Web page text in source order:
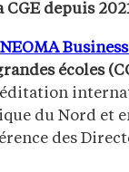
depuis
NEOMA
écoles
du Nord et
des